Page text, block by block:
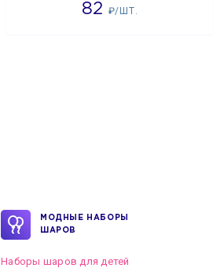
82 ₽/ШТ.
МОДНЫЕ НАБОРЫ
ШАРОВ
Наборы шаров для детей